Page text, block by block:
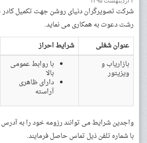
شرکت تصویرگران دنیای روشن جهت تکمیل کادر
رشت دعوت به همکاری می نماید.
عنوان شغلی
شرایط احراز
بازاریاب و
ویزیتور
با روابط عمومی
بالا
دارای ظاهری
آراسته
واجدین شرایط می توانند رزومه خود را به آدرس
با شماره تلفن ذیل تماس حاصل فرمایند.